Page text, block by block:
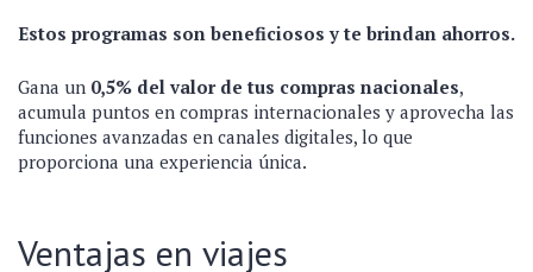
Estos programas son beneficiosos y te brindan ahorros.
Gana un 0,5% del valor de tus compras nacionales,
acumula puntos en compras internacionales y aprovecha las
funciones avanzadas en canales digitales, lo que
proporciona una experiencia única.
Ventajas en viajes